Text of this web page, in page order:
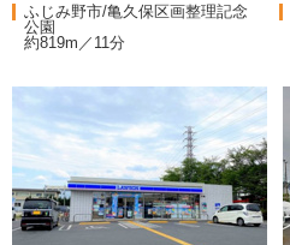
ふじみ野市/亀久保区画整理記念
公園
約819m／11分